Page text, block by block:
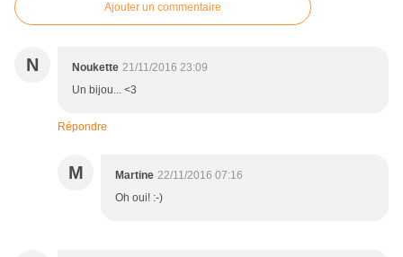
Ajouter un commentaire
N Noukette 21/11/2016 23:09
Un bijou... <3
Répondre
M Martine 22/11/2016 07:16
Oh oui! :-)